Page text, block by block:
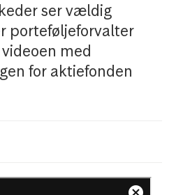
ser vældig
porteføljeforvalter
med
for aktiefonden